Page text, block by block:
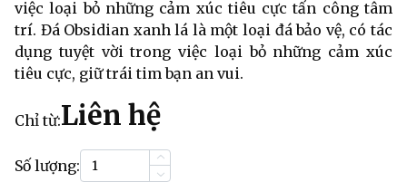
việc loại bỏ những cảm xúc tiêu cực tấn công tâm
trí. Đá Obsidian xanh lá là một loại đá bảo vệ, có tác
dụng tuyệt vời trong việc loại bỏ những cảm xúc
tiêu cực, giữ trái tim bạn an vui.
Chỉ từ:Liên hệ
Số lượng: